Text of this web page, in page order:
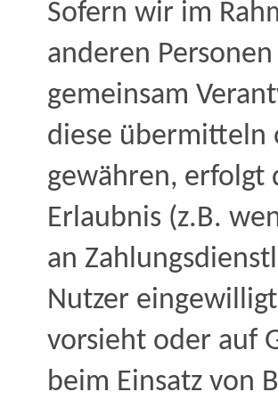
Sofern wir im
anderen
gemeinsam
diese übermitteln
gewähren, erfolgt
Erlaubnis (z.B.
an
Nutzer
vorsieht oder auf
beim Einsatz von